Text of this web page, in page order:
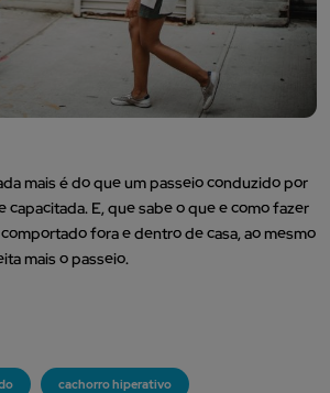
mais é do que um passeio conduzido por
capacitada. E, que sabe o que e como fazer
fora e dentro de casa, ao mesmo
mais o passeio.
cachorro hiperativo